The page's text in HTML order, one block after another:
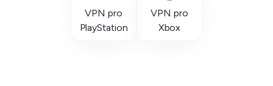
VPN pro
PlayStation
VPN pro
Xbox